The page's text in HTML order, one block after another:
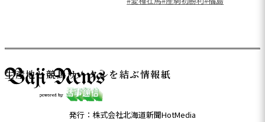
生産地と競馬サークルを結ぶ情報紙
発行：株式会社北海道新聞HotMedia